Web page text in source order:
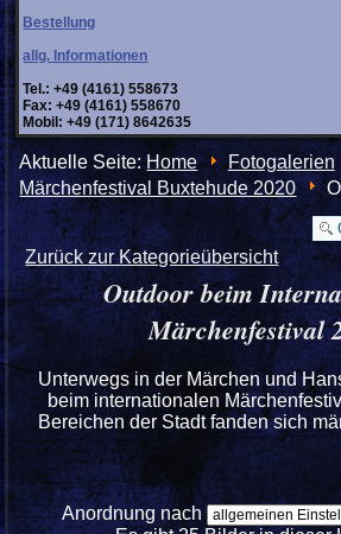
Bestellung
allg. Informationen
Tel.: +49 (4161) 558673
Fax: +49 (4161) 558670
Mobil: +49 (171) 8642635
Aktuelle Seite:Home Fotogalerien
Märchenfestival Buxtehude 2020
Zurück zur Kategorieübersicht
Outdoor beim
Märchenfestival
Unterwegs in der Märchen und
beim internationalen
Bereichen der Stadt fanden sich
Anordnung nach